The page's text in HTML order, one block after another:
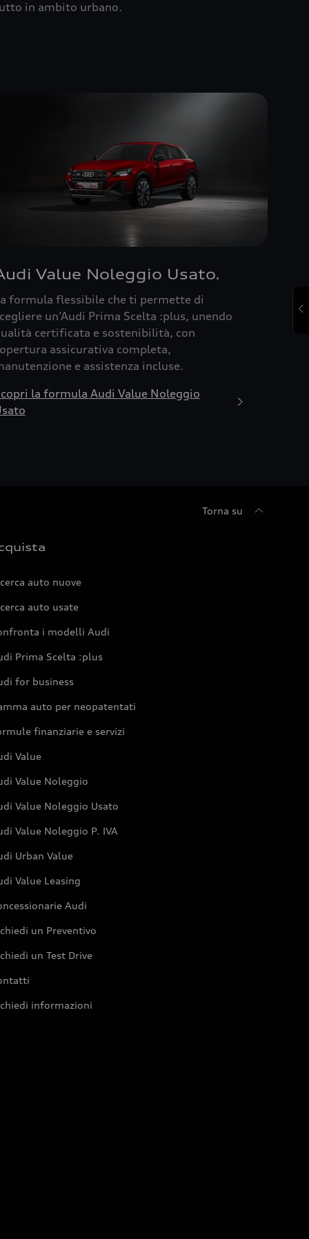
in ambito urbano.
Value Noleggio Usato.
formula flessibile che ti permette di
un’Audi Prima Scelta :plus, unendo
certificata e sostenibilità, con
assicurativa completa,
e assistenza incluse.
la formula Audi Value Noleggio
Torna su
auto nuove
auto usate
i modelli Audi
Prima Scelta :plus
for business
auto per neopatentati
finanziarie e servizi
Value
Value Noleggio
Value Noleggio Usato
Value Noleggio P. IVA
Urban Value
Value Leasing
Audi
un Preventivo
un Test Drive
informazioni